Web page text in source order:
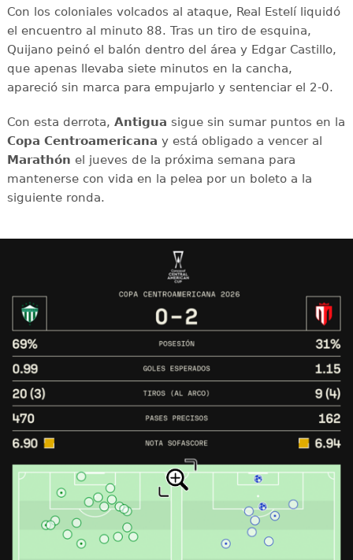
Con los coloniales volcados al ataque, Real Estelí liquidó
el encuentro al minuto 88. Tras un tiro de esquina,
Quijano peinó el balón dentro del área y Edgar Castillo,
que apenas llevaba siete minutos en la cancha,
apareció sin marca para empujarlo y sentenciar el 2-0.
Con esta derrota, Antigua sigue sin sumar puntos en la
Copa Centroamericana y está obligado a vencer al
Marathón el jueves de la próxima semana para
mantenerse con vida en la pelea por un boleto a la
siguiente ronda.